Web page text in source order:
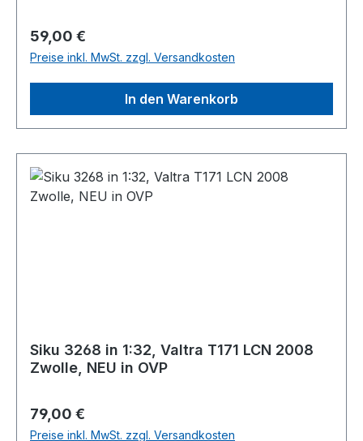
Regulärer Preis:
59,00 €
Preise inkl. MwSt. zzgl. Versandkosten
In den Warenkorb
Siku 3268 in 1:32, Valtra T171 LCN 2008
Zwolle, NEU in OVP
Regulärer Preis:
79,00 €
Preise inkl. MwSt. zzgl. Versandkosten